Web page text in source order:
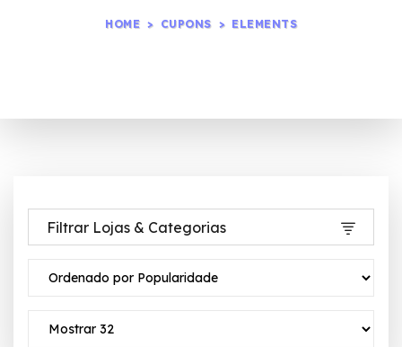
HOME CUPONS ELEMENTS
Filtrar Lojas & Categorias